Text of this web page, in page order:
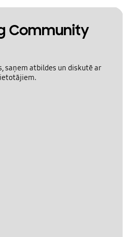
Community
saņem atbildes un diskutē ar